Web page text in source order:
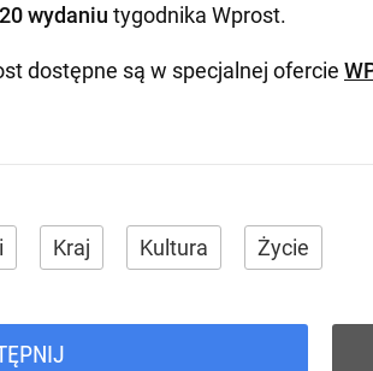
wydaniu tygodnika Wprost.
dostępne są w specjalnej ofercie
Kraj Kultura Życie